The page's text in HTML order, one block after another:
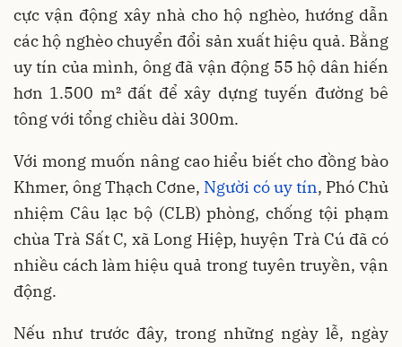
cực vận động xây nhà cho hộ nghèo, hướng dẫn
các hộ nghèo chuyển đổi sản xuất hiệu quả. Bằng
uy tín của mình, ông đã vận động 55 hộ dân hiến
hơn 1.500 m² đất để xây dựng tuyến đường bê
tông với tổng chiều dài 300m.
Với mong muốn nâng cao hiểu biết cho đồng bào
Khmer, ông Thạch Cơne, Người có uy tín, Phó Chủ
nhiệm Câu lạc bộ (CLB) phòng, chống tội phạm
chùa Trà Sất C, xã Long Hiệp, huyện Trà Cú đã có
nhiều cách làm hiệu quả trong tuyên truyền, vận
động.
Nếu như trước đây, trong những ngày lễ, ngày